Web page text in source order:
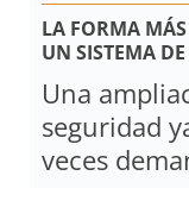
LA FORMA
UN SISTEMA
Una
seguridad
veces